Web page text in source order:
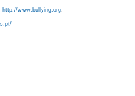
http://www.bullying.org;